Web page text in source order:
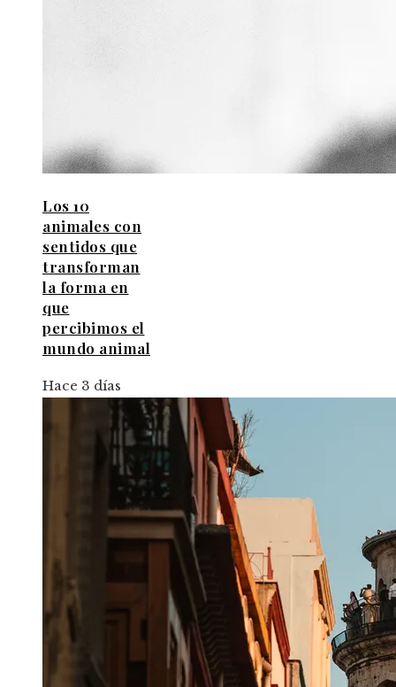
Los 10
animales con
sentidos que
transforman
la forma en
que
percibimos el
mundo animal
Hace 3 días